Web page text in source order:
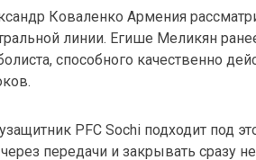
Коваленко Армения
линии. Егише Меликян
способного качественно
PFC Sochi подходит под
передачи и закрывать сразу